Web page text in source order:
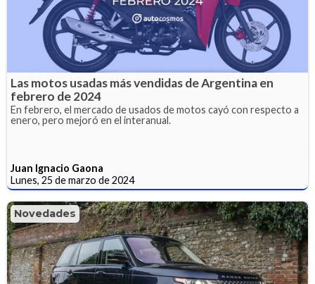
Las motos usadas más vendidas de Argentina en
febrero de 2024
En febrero, el mercado de usados de motos cayó con respecto a
enero, pero mejoró en el interanual.
Juan Ignacio Gaona
Lunes, 25 de marzo de 2024
Novedades